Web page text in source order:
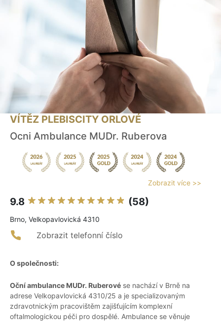
VÍTĚZ PLEBISCITY ORLOVÉ
Ocni Ambulance MUDr. Ruberova
Zobrazit více >>
9.8 (58)
Brno, Velkopavlovická 4310
Zobrazit telefonní číslo
O společnosti:
Oční ambulance MUDr. Ruberové se nachází v Brně na
adrese Velkopavlovická 4310/25 a je specializovaným
zdravotnickým pracovištěm zajišťujícím komplexní
oftalmologickou péči pro dospělé. Ambulance se věnuje